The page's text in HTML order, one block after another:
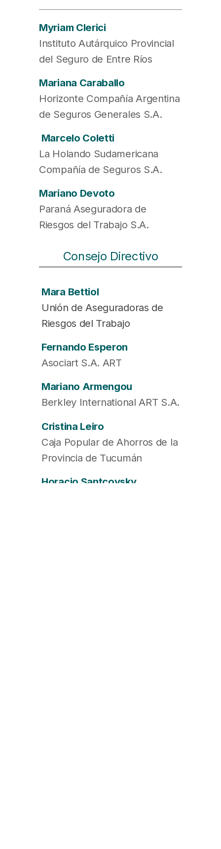
Myriam Clerici
Instituto Autárquico Provincial
del Seguro de Entre Ríos
Mariana Caraballo
Horizonte Compañía Argentina
de Seguros Generales S.A.
Marcelo Coletti
La Holando Sudamericana
Compañía de Seguros S.A.
Mariano Devoto
Paraná Aseguradora de
Riesgos del Trabajo S.A.
Consejo Directivo
Mara Bettiol
Unión de Aseguradoras de
Riesgos del Trabajo
Fernando Esperon
Asociart S.A. ART
Mariano Armengou
Berkley International ART S.A.
Cristina Leiro
Caja Popular de Ahorros de la
Provincia de Tucumán
Horacio Santcovsky